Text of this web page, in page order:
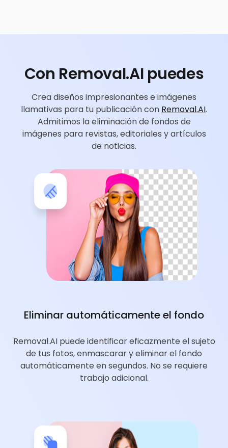
Con Removal.AI puedes
Crea diseños impresionantes e imágenes
llamativas para tu publicación con Removal.AI.
Admitimos la eliminación de fondos de
imágenes para revistas, editoriales y artículos
de noticias.
Eliminar automáticamente el fondo
Removal.AI puede identificar eficazmente el sujeto
de tus fotos, enmascarar y eliminar el fondo
automáticamente en segundos. No se requiere
trabajo adicional.